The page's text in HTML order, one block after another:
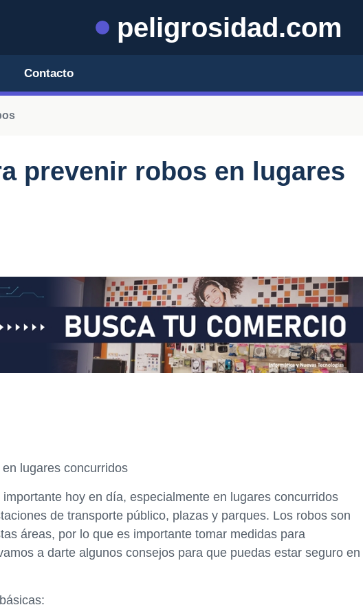
peligrosidad.com
Contacto
prevenir robos en lugares
lugares concurridos
hoy en día, especialmente en lugares concurridos
de transporte público, plazas y parques. Los robos son
áreas, por lo que es importante tomar medidas para
a darte algunos consejos para que puedas estar seguro en